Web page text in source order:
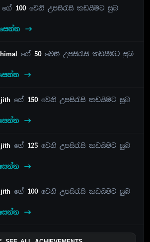
ගේ 100වෙනි උපසිරැසි කඩයීමට සුබ
ගේ 50වෙනි උපසිරැසි කඩයීමට සුබ
ගේ 150වෙනි උපසිරැසි කඩයීමට සුබ
ගේ 125 වෙනි උපසිරැසි කඩයීමට සුබ
ගේ 100වෙනි උපසිරැසි කඩයීමට සුබ